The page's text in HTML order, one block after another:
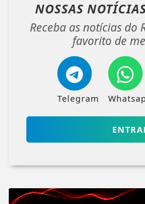
NOSSAS
Receba as notícias do
favorito de
Telegram